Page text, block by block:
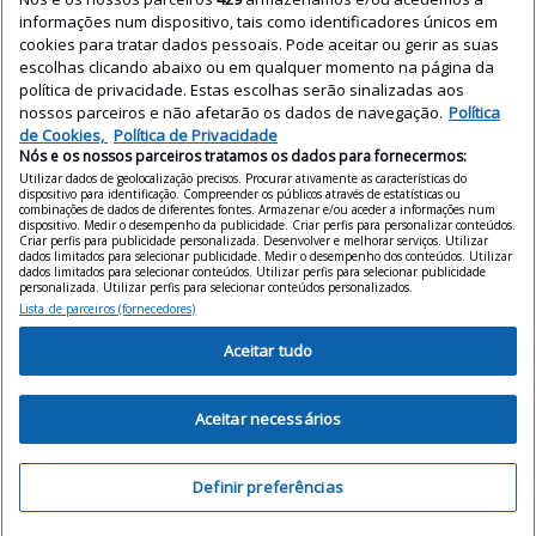
Profissio
nais
Relatório
de
Preços
Tecnologi
a
Uncatego
rized
Vender
casa
FacebookLinkedInYouTubeInstagram
informações num dispositivo, tais como identificadores únicos em
cookies para tratar dados pessoais. Pode aceitar ou gerir as suas
escolhas clicando abaixo ou em qualquer momento na página da
política de privacidade. Estas escolhas serão sinalizadas aos
nossos parceiros e não afetarão os dados de navegação. Política
de Cookies, Política de Privacidade
Nós e os nossos parceiros tratamos os dados para fornecermos:
Utilizar dados de geolocalização precisos. Procurar ativamente as características do
dispositivo para identificação. Compreender os públicos através de estatísticas ou
combinações de dados de diferentes fontes. Armazenar e/ou aceder a informações num
dispositivo. Medir o desempenho da publicidade. Criar perfis para personalizar conteúdos.
Criar perfis para publicidade personalizada. Desenvolver e melhorar serviços. Utilizar
dados limitados para selecionar publicidade. Medir o desempenho dos conteúdos. Utilizar
dados limitados para selecionar conteúdos. Utilizar perfis para selecionar publicidade
personalizada. Utilizar perfis para selecionar conteúdos personalizados.
Lista de parceiros (fornecedores)
Aceitar tudo
Aceitar necessários
Definir preferências